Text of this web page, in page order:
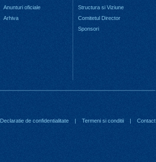
Anunturi oficiale
Arhiva
Structura si Viziune
Comitetul Director
Sponsori
Contact
|
Termeni si conditii
|
Declaratie de confidentialitate